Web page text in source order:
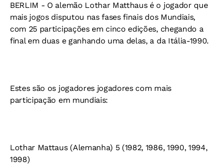
BERLIM - O alemão Lothar Matthaus é o jogador que
mais jogos disputou nas fases finais dos Mundiais,
com 25 participações em cinco edições, chegando a
final em duas e ganhando uma delas, a da Itália-1990.
Estes são os jogadores jogadores com mais
participação em mundiais:
Lothar Mattaus (Alemanha) 5 (1982, 1986, 1990, 1994,
1998)